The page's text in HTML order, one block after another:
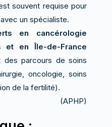
souvent requise pour
un spécialiste.
en cancérologie
et en Île-de-France
des parcours de soins
oncologie, soins
de la fertilité).
(APHP)